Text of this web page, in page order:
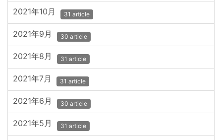
2021年10月 31 article
2021年9月 30 article
2021年8月 31 article
2021年7月 31 article
2021年6月 30 article
2021年5月 31 article